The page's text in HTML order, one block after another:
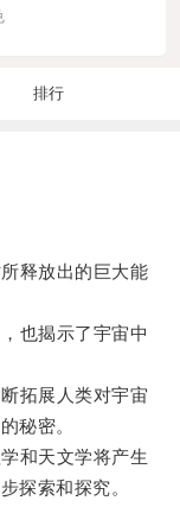
排行
释放出的巨大能
也揭示了宇宙中
拓展人类对宇宙
秘密。
和天文学将产生
探索和探究。